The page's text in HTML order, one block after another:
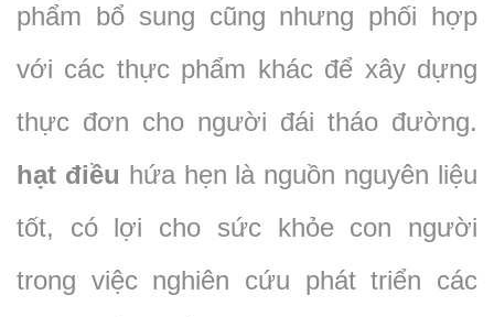
phẩm bổ sung cũng nhưng phối hợp
với các thực phẩm khác để xây dựng
thực đơn cho người đái tháo đường.
hạt điều hứa hẹn là nguồn nguyên liệu
tốt, có lợi cho sức khỏe con người
trong việc nghiên cứu phát triển các